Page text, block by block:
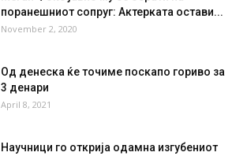
поранешниот сопруг: Актерката остави...
November 2, 2020
Од денеска ќе точиме поскапо гориво за
3 денари
April 8, 2021
Научници го открија одамна изгубениот